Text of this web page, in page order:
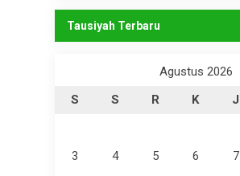
Tausiyah Terbaru
Agustus 2026
S
S R K J
3
4 5 6 7